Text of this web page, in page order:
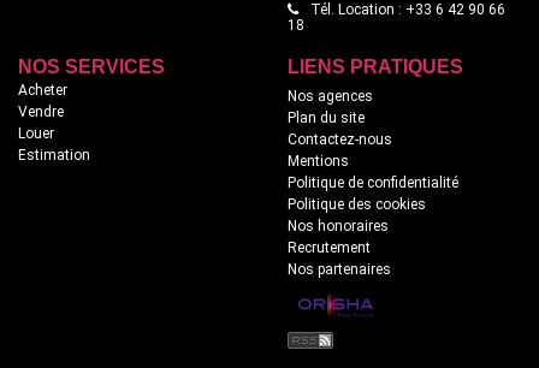
Tél. Location : +33 6 42 90 66
18
NOS SERVICES
Acheter
Vendre
Louer
Estimation
LIENS PRATIQUES
Nos agences
Plan du site
Contactez-nous
Mentions
Politique de confidentialité
Politique des cookies
Nos honoraires
Recrutement
Nos partenaires